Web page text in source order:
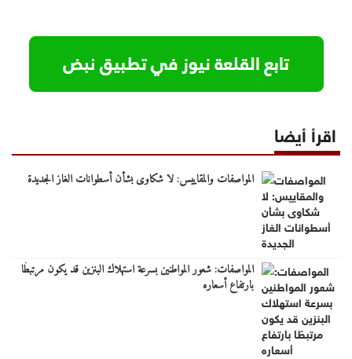
اقرأ أيضا
المواصفات والمقاييس: لا شكاوى بشأن أسطوانات الغاز الجديدة
المواصفات: شعور المواطنين بسرعة استهلاك البنزين قد يكون مرتبطًا
بارتفاع أسعاره